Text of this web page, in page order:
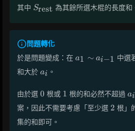
其中 S_{\text{rest}}
Srest 為其餘所選木棍的長度和
問題轉化
於是問題變成：在 a_1
a1 ∼ ai−1 中選
和大於 a_i
ai 。
由於選 0
0 根或 1
1 根的和必然不超過 ai
案，因此不需要考慮「至少選 2
2 根」
集的和即可。